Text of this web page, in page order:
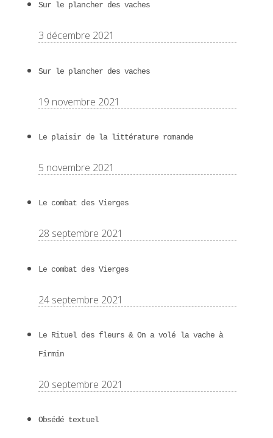
Sur le plancher des vaches
3 décembre 2021
Sur le plancher des vaches
19 novembre 2021
Le plaisir de la littérature romande
5 novembre 2021
Le combat des Vierges
28 septembre 2021
Le combat des Vierges
24 septembre 2021
Le Rituel des fleurs & On a volé la vache à
Firmin
20 septembre 2021
Obsédé textuel